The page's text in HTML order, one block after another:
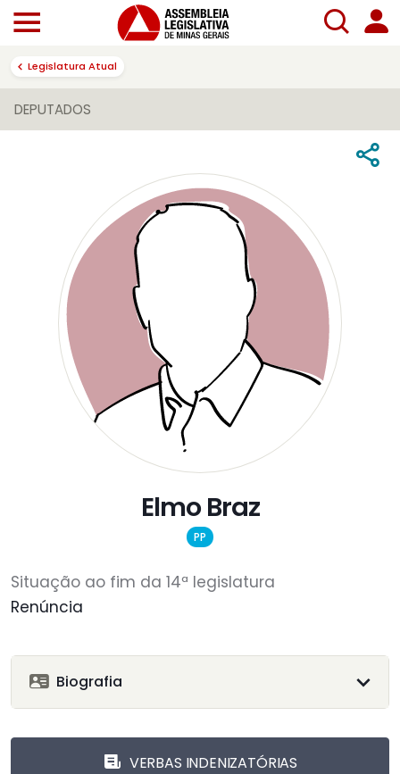
Legislatura Atual
DEPUTADOS
Elmo Braz
PP
Situação ao fim da 14ª legislatura
Renúncia
Biografia
VERBAS INDENIZATÓRIAS